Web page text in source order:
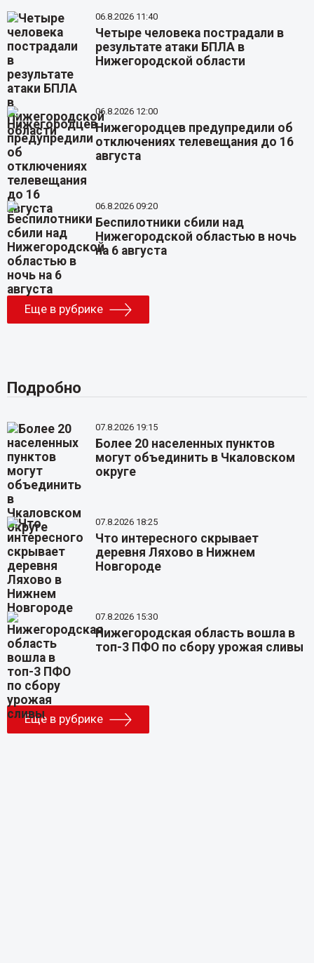
06.8.2026 11:40
Четыре человека пострадали в
результате атаки БПЛА в
Нижегородской области
06.8.2026 12:00
Нижегородцев предупредили об
отключениях телевещания до 16
августа
06.8.2026 09:20
Беспилотники сбили над
Нижегородской областью в ночь
на 6 августа
Еще в рубрике
Подробно
07.8.2026 19:15
Более 20 населенных пунктов
могут объединить в Чкаловском
округе
07.8.2026 18:25
Что интересного скрывает
деревня Ляхово в Нижнем
Новгороде
07.8.2026 15:30
Нижегородская область вошла в
топ-3 ПФО по сбору урожая сливы
Еще в рубрике